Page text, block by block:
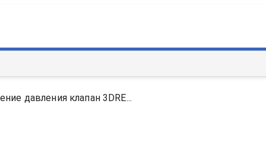
давления клапан 3DRE...